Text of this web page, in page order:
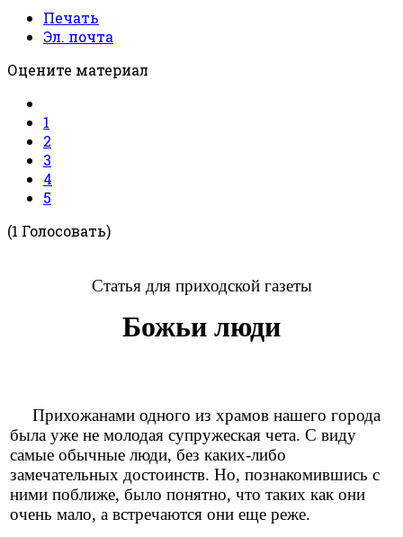
Печать
Эл. почта
Оцените материал
1
2
3
4
5
(1 Голосовать)
Статья для приходской газеты
Божьи люди
Прихожанами одного из храмов нашего города
была уже не молодая супружеская чета. С виду
самые обычные люди, без каких-либо
замечательных достоинств. Но, познакомившись с
ними поближе, было понятно, что таких как они
очень мало, а встречаются они еще реже.